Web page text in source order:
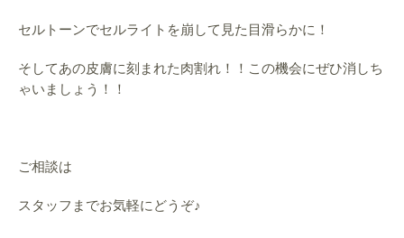
セルトーンでセルライトを崩して見た目滑らかに！
そしてあの皮膚に刻まれた肉割れ！！この機会にぜひ消しち
ゃいましょう！！
ご相談は
スタッフまでお気軽にどうぞ♪